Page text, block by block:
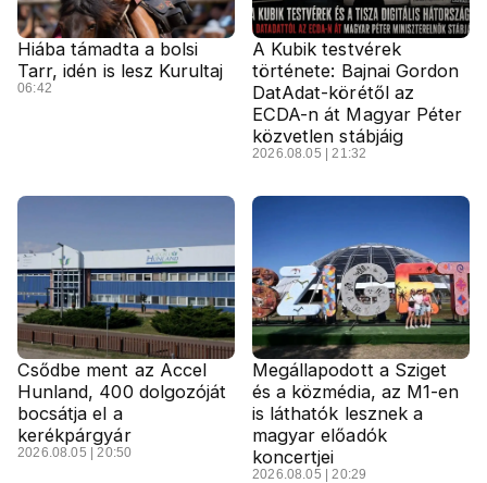
Hiába támadta a bolsi
Tarr, idén is lesz Kurultaj
06:42
A Kubik testvérek
története: Bajnai Gordon
DatAdat-körétől az
ECDA-n át Magyar Péter
közvetlen stábjáig
2026.08.05 | 21:32
Csődbe ment az Accel
Hunland, 400 dolgozóját
bocsátja el a
kerékpárgyár
2026.08.05 | 20:50
Megállapodott a Sziget
és a közmédia, az M1-en
is láthatók lesznek a
magyar előadók
koncertjei
2026.08.05 | 20:29